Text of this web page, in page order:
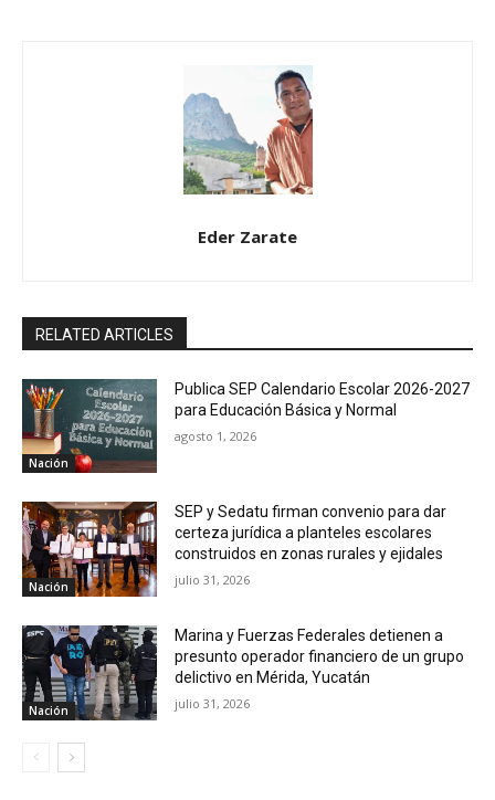
Eder Zarate
RELATED ARTICLES
Nación
Publica SEP Calendario Escolar 2026-2027
para Educación Básica y Normal
agosto 1, 2026
Nación
SEP y Sedatu firman convenio para dar
certeza jurídica a planteles escolares
construidos en zonas rurales y ejidales
julio 31, 2026
Nación
Marina y Fuerzas Federales detienen a
presunto operador financiero de un grupo
delictivo en Mérida, Yucatán
julio 31, 2026